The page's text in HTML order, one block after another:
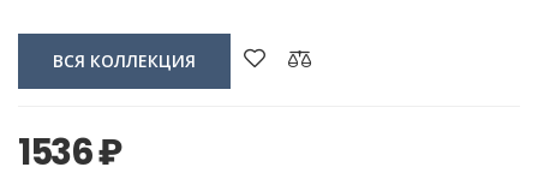
ВСЯ КОЛЛЕКЦИЯ
1536₽